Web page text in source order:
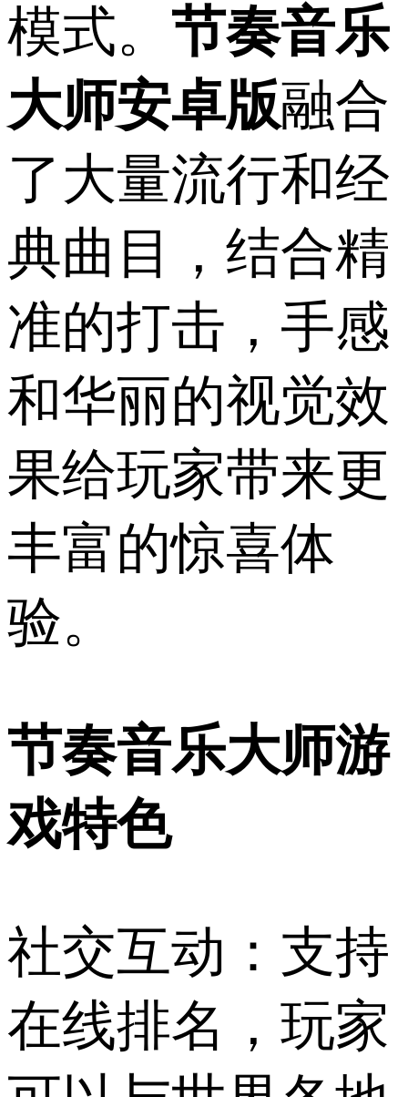
模式。 节奏音乐
大师安卓版融合
了大量流行和经
典曲目，结合精
准的打击，手感
和华丽的视觉效
果给玩家带来更
丰富的惊喜体
验。
节奏音乐大师游
戏特色
社交互动：支持
在线排名，玩家